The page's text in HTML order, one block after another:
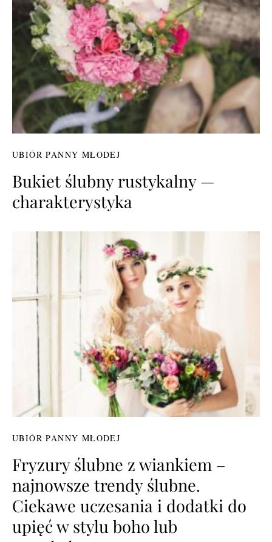
UBIÓR PANNY MŁODEJ
Bukiet ślubny rustykalny —
charakterystyka
UBIÓR PANNY MŁODEJ
Fryzury ślubne z wiankiem –
najnowsze trendy ślubne.
Ciekawe uczesania i dodatki do
upięć w stylu boho lub